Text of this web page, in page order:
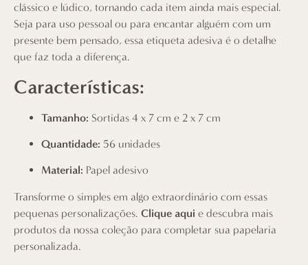
clássico e lúdico, tornando cada item ainda mais especial.
Seja para uso pessoal ou para encantar alguém com um
presente bem pensado, essa etiqueta adesiva é o detalhe
que faz toda a diferença.
Características:
Tamanho: Sortidas 4 x 7 cm e 2 x 7 cm
Quantidade: 56 unidades
Material: Papel adesivo
Transforme o simples em algo extraordinário com essas
pequenas personalizações. Clique aqui e descubra mais
produtos da nossa coleção para completar sua papelaria
personalizada.